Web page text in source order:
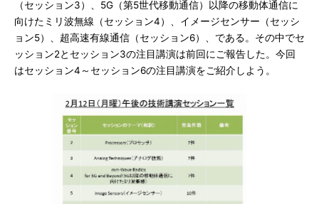
（セッション3）、5G（第5世代移動通信）以降の移動体通信に
向けたミリ波無線（セッション4）、イメージセンサー（セッシ
ョン5）、超高速有線通信（セッション6）、である。その中でセ
ッション2とセッション3の注目講演は前回にご報告した。今回
はセッション4～セッション6の注目講演をご紹介しよう。